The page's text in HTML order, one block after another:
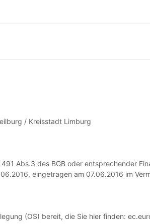
/ Kreisstadt Limburg
Abs.3 des BGB oder entsprechender
eingetragen am 07.06.2016 im
(OS) bereit, die Sie hier finden: